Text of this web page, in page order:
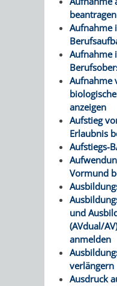
beantragen
Aufnahme
Aufnahme
Aufnahme
anzeigen
Aufstieg
Erlaubnis
Aufstiegs-
Vormund
und
(AVdual/
anmelden
verlängern
Ausdruck